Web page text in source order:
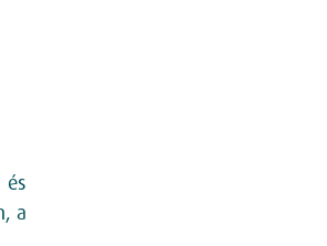
és
a